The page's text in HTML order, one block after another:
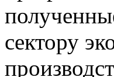
сектору